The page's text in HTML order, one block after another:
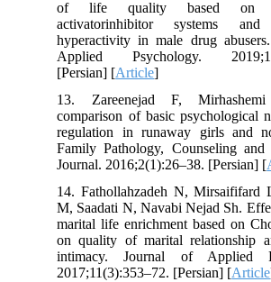
of life quality based on
activatorinhibitor systems
hyperactivity in male drug
Applied Psychology.
[Persian] [Article
13. Zareenejad F,
comparison of basic psychological
regulation in runaway girls and
Family Pathology, Counseling
Journal. 2016;2(1):26–38. [Persian]
14. Fathollahzadeh N, Mirsaififard
M, Saadati N, Navabi Nejad Sh.
marital life enrichment based on
on quality of marital relationship
intimacy. Journal of Applied
2017;11(3):353–72. [Persian] [